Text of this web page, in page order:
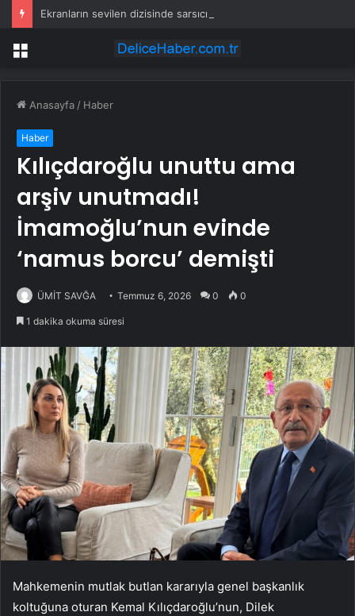
Menü
Anasayfa / Haber
Haber
Kılıçdaroğlu unuttu ama
arşiv unutmadı!
İmamoğlu’nun evinde
‘namus borcu’ demişti
ÜMİT SAVĞA Temmuz 6, 2026 0 0
1 dakika okuma süresi
Mahkemenin mutlak butlan kararıyla genel başkanlık
koltuğuna oturan Kemal Kılıçdaroğlu’nun, Dilek